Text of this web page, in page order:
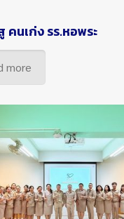
นเก่ง รร.หอพระ
more